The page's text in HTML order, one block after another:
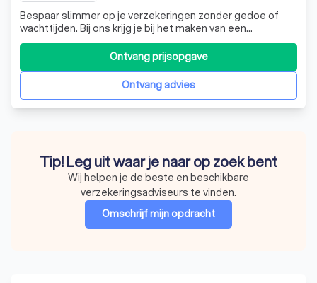
Bespaar slimmer op je verzekeringen zonder gedoe of
wachttijden. Bij ons krijg je bij het maken van een
vergelijking direct overzicht en heb je telefonisch snel een
eerlijk antwoord op je vragen.
Ontvang advies
Ontvang prijsopgave
Tip! Leg uit waar je naar op zoek bent
Wij helpen je de beste en beschikbare
verzekeringsadviseurs te vinden.
Omschrijf mijn opdracht